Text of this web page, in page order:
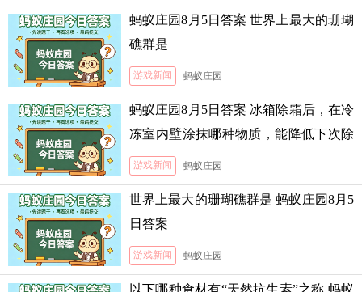
蚂蚁庄园8月5日答案 世界上最大的珊瑚
礁群是
游戏新闻 蚂蚁庄园
蚂蚁庄园8月5日答案 冰箱除霜后，在冷
冻室内壁涂抹哪种物质，能降低下次除
霜的难度
游戏新闻 蚂蚁庄园
世界上最大的珊瑚礁群是 蚂蚁庄园8月5
日答案
游戏新闻 蚂蚁庄园
以下哪种食材有“天然抗生素”之称 蚂蚁